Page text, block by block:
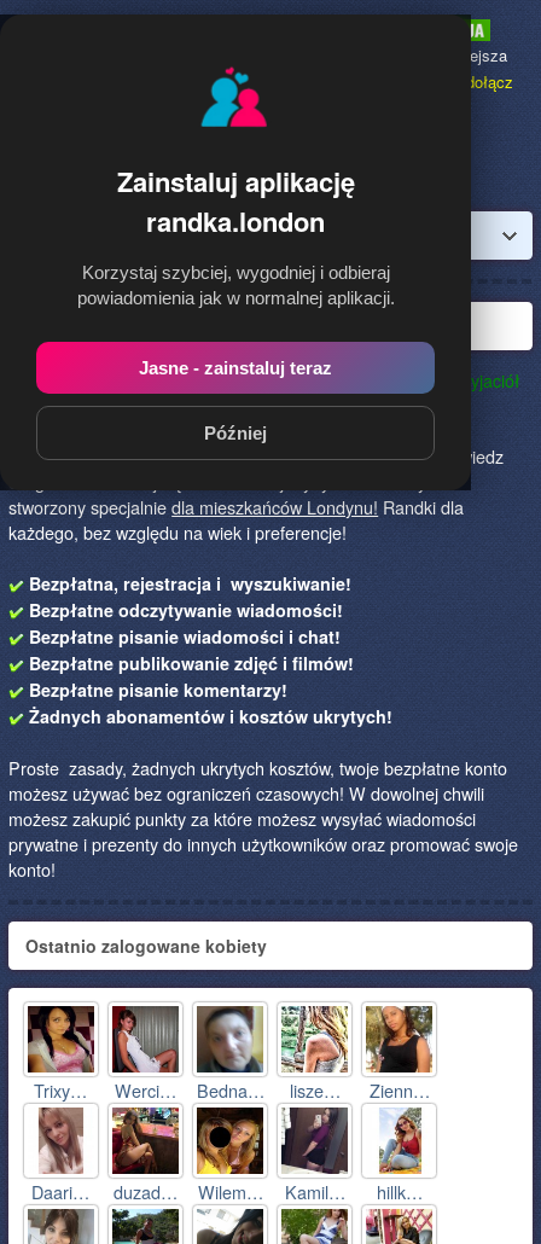
Zainstaluj aplikację
randka.london
Korzystaj szybciej, wygodniej i odbieraj
powiadomienia jak w normalnej aplikacji.
Jasne - zainstaluj teraz
Później
to najpopularniejsza
dołącz
Randka.london to najlepszy sposób na poznanie nowych przyjaciół
w Londynie!Określ czego szukasz i skończ z samotnością!
Znajdziesz tu osoby szukające miłości lub przygody, chętne
na randkę, imprezę i spotkanie na żywo! Dołącz do nas, powiedz
stworzony specjalniedla mieszkańców Londynu! Randki dla
każdego, bez względu na wiek i preferencje!
Bezpłatna, rejestracja i wyszukiwanie!
Bezpłatne odczytywanie wiadomości!
Bezpłatne pisanie wiadomości i chat!
Bezpłatne publikowanie zdjęć i filmów!
Bezpłatne pisanie komentarzy!
Żadnych abonamentów i kosztów ukrytych!
Proste zasady, żadnych ukrytych kosztów, twoje bezpłatne konto
możesz używać bez ograniczeń czasowych! W dowolnej chwili
możesz zakupić punkty za które możesz wysyłać wiadomości
prywatne i prezenty do innych użytkowników oraz promować swoje
konto!
Ostatnio zalogowane kobiety
Trixy… Werci… Bedna… lisze… Zienn…
Daari… duzad… Wilem… Kamil… hillk…